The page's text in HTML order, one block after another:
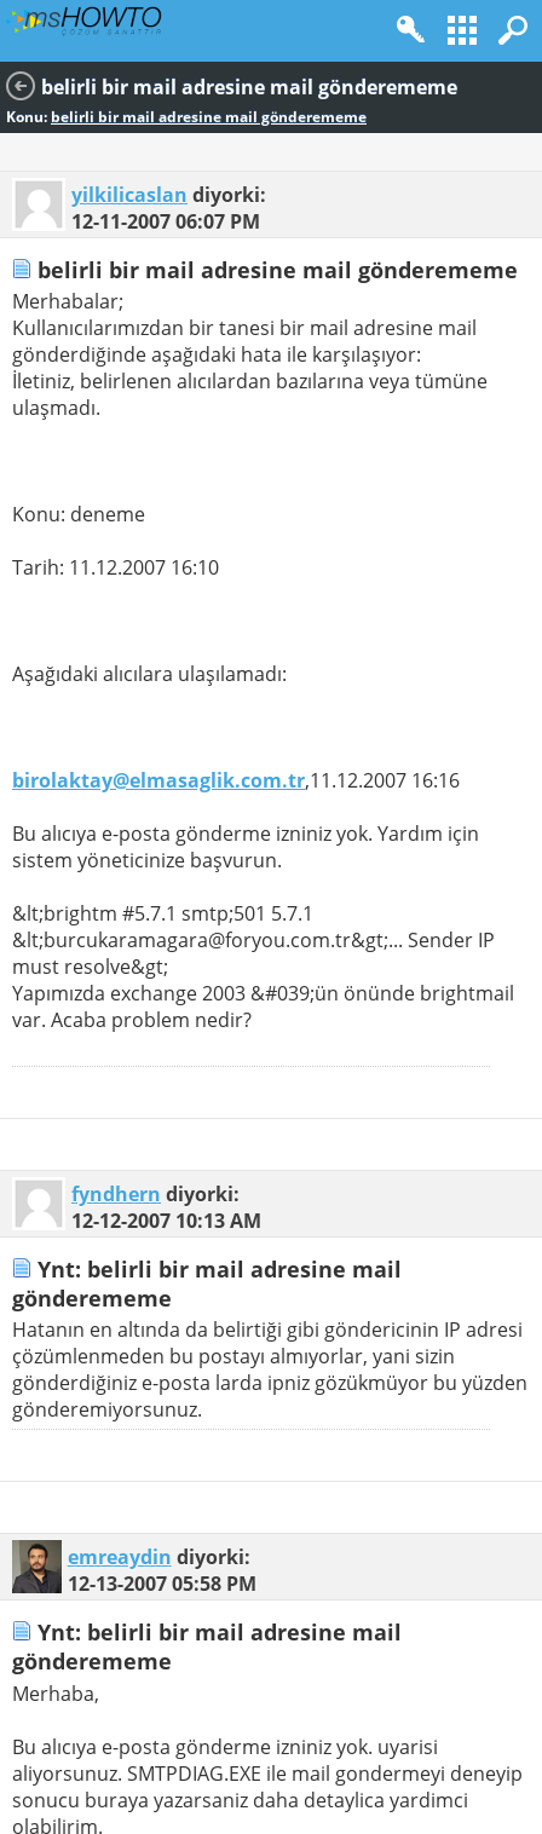
belirli bir mail adresine mail gönderememe
Konu: belirli bir mail adresine mail gönderememe
yilkilicaslan diyorki:
12-11-200706:07 PM
belirli bir mail adresine mail gönderememe
Merhabalar;
Kullanıcılarımızdan bir tanesi bir mail adresine mail
gönderdiğinde aşağıdaki hata ile karşılaşıyor:
İletiniz, belirlenen alıcılardan bazılarına veya tümüne
ulaşmadı.
Konu: deneme
Tarih: 11.12.2007 16:10
Aşağıdaki alıcılara ulaşılamadı:
birolaktay@elmasaglik.com.tr,11.12.2007 16:16
Bu alıcıya e-posta gönderme izniniz yok. Yardım için
sistem yöneticinize başvurun.
&lt;brightm #5.7.1 smtp;501 5.7.1
&lt;burcukaramagara@foryou.com.tr&gt;... Sender IP
must resolve&gt;
Yapımızda exchange 2003 &#039;ün önünde brightmail
var. Acaba problem nedir?
fyndhern diyorki:
12-12-2007 10:13 AM
Ynt: belirli bir mail adresine mail
gönderememe
Hatanın en altında da belirtiği gibi göndericinin IP adresi
çözümlenmeden bu postayı almıyorlar, yani sizin
gönderdiğiniz e-posta larda ipniz gözükmüyor bu yüzden
gönderemiyorsunuz.
emreaydin diyorki:
12-13-200705:58 PM
Ynt: belirli bir mail adresine mail
gönderememe
Merhaba,
Bu alıcıya e-posta gönderme izniniz yok. uyarisi
aliyorsunuz. SMTPDIAG.EXE ile mail gondermeyi deneyip
sonucu buraya yazarsaniz daha detaylica yardimci
olabilirim.